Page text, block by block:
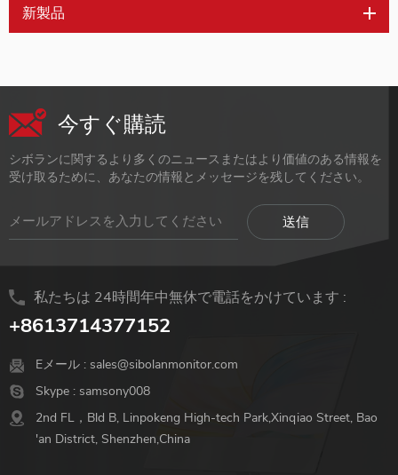
新製品
今すぐ購読
シボランに関するより多くのニュースまたはより価値のある情報を
受け取るために、あなたの情報とメッセージを残してください。
私たちは 24時間年中無休で電話をかけています :
+8613714377152
Eメール : sales@sibolanmonitor.com
Skype : samsony008
2nd FL，Bld B, Linpokeng High-tech Park,Xinqiao Street, Bao
'an District, Shenzhen,China